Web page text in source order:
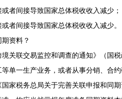
间接导致国家总体税收收入减少；
间接导致国家总体税收收入减少。
资料？
联交易监控和调查的通知》（国税
单一生产业务，或者从事分销、合
家税务总局关于完善关联申报和同